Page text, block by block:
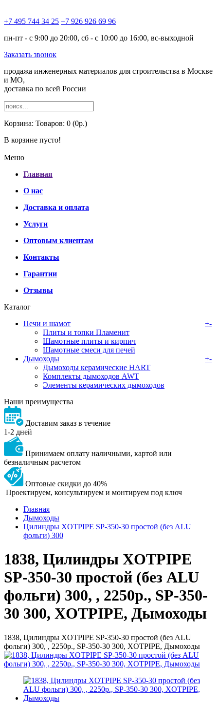
+7 495 744 34 25 +7 926 926 69 96
пн-пт - с 9:00 до 20:00, сб - с 10:00 до 16:00, вс-выходной
Заказать звонок
продажа инженерных материалов для строительства в Москве
и МО,
доставка по всей России
Корзина: Товаров: 0 (0р.)
В корзине пусто!
Меню
Главная
О нас
Доставка и оплата
Услуги
Оптовым клиентам
Контакты
Гарантии
Отзывы
Каталог
Печи и шамот
+-
Плиты и топки Пламенит
Шамотные плиты и кирпич
Шамотные смеси для печей
Дымоходы
+-
Дымоходы керамические HART
Комплекты дымоходов AWT
Элементы керамических дымоходов
Наши преимущества
Доставим заказ в течение
1-2 дней
Принимаем оплату наличными, картой или
безналичным расчетом
Оптовые скидки до 40%
Проектируем, консультируем и монтируем под ключ
Главная
Дымоходы
Цилиндры XOTPIPE SP-350-30 простой (без ALU
фольги) 300
1838, Цилиндры XOTPIPE
SP-350-30 простой (без ALU
фольги) 300, , 2250р., SP-350-
30 300, XOTPIPE, Дымоходы
1838, Цилиндры XOTPIPE SP-350-30 простой (без ALU
фольги) 300, , 2250р., SP-350-30 300, XOTPIPE, Дымоходы